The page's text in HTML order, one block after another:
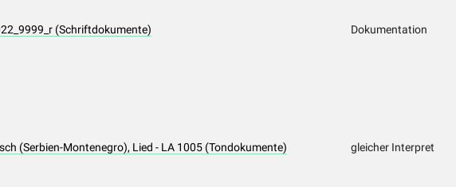
(Schriftdokumente) Dokumentation
(Serbien-Montenegro), Lied - LA 1005 (Tondokumente) gleicher Interpret